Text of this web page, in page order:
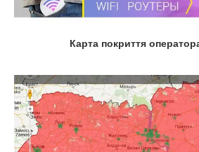
Карта покриття